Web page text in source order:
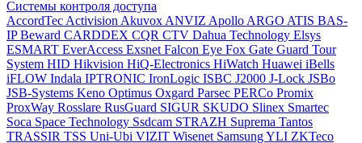
Системы контроля доступа
AccordTec Activision Akuvox ANVIZ Apollo ARGO ATIS BAS-
IPBeward CARDDEX CQR CTV Dahua Technology Elsys
ESMART EverAccess Exsnet Falcon Eye Fox Gate Guard Tour
System HID Hikvision HiQ-Electronics HiWatch Huawei iBells
iFLOW Indala IPTRONIC IronLogic ISBC J2000 J-Lock JSBo
JSB-Systems Keno Optimus Oxgard Parsec PERCo Promix
ProxWay Rosslare RusGuard SIGUR SKUDO Slinex Smartec
Soca Space Technology Ssdcam STRAZH Suprema Tantos
TRASSIR TSS Uni-Ubi VIZIT Wisenet SamsungYLI ZKTeco